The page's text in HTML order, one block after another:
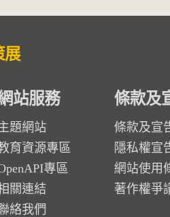
展
站服務
題網站
育資源專區
專區
關連結
絡我們
條款及
條款及宣
隱私權宣
網站使用
著作權爭